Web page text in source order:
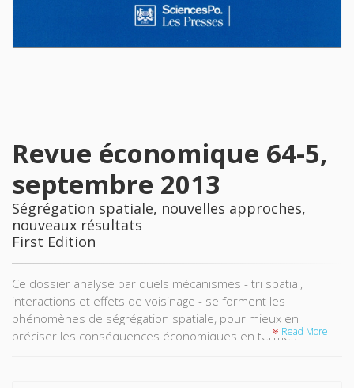
Revue économique 64-5,
septembre 2013
Ségrégation spatiale, nouvelles approches,
nouveaux résultats
First Edition
Ce dossier analyse par quels mécanismes - tri spatial,
interactions et effets de voisinage - se forment les
phénomènes de ségrégation spatiale, pour mieux en
préciser les conséquences économiques en termesRead More